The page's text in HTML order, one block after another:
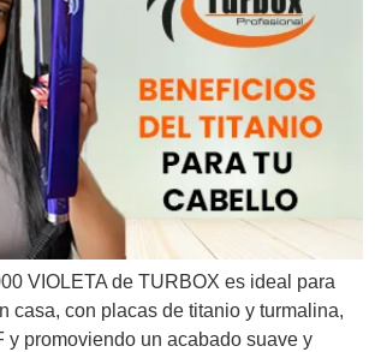
VIOLETA de TURBOX es ideal para
casa, con placas de titanio y turmalina,
y promoviendo un acabado suave y